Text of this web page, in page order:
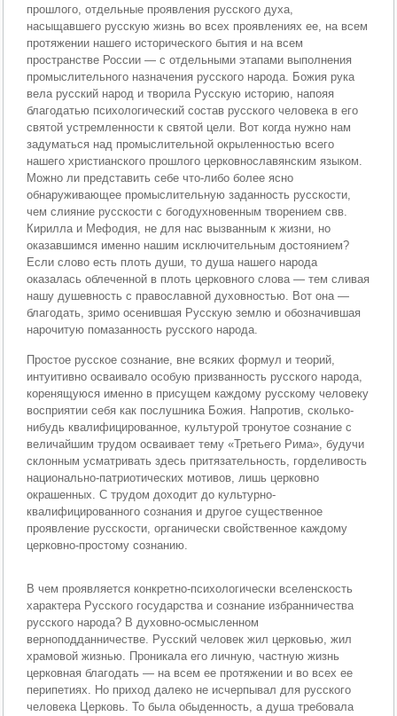
прошлого, отдельные проявления русского духа,
насыщавшего русскую жизнь во всех проявлениях ее, на всем
протяжении нашего исторического бытия и на всем
пространстве России — с отдельными этапами выполнения
промыслительного назначения русского народа. Божия рука
вела русский народ и творила Русскую историю, напояя
благодатью психологический состав русского человека в его
святой устремленности к святой цели. Вот когда нужно нам
задуматься над промыслительной окрыленностью всего
нашего христианского прошлого церковнославянским языком.
Можно ли представить себе что-либо более ясно
обнаруживающее промыслительную заданность русскости,
чем слияние русскости с богодухновенным творением свв.
Кирилла и Мефодия, не для нас вызванным к жизни, но
оказавшимся именно нашим исключительным достоянием?
Если слово есть плоть души, то душа нашего народа
оказалась облеченной в плоть церковного слова — тем сливая
нашу душевность с православной духовностью. Вот она —
благодать, зримо осенившая Русскую землю и обозначившая
нарочитую помазанность русского народа.
Простое русское сознание, вне всяких формул и теорий,
интуитивно осваивало особую призванность русского народа,
коренящуюся именно в присущем каждому русскому человеку
восприятии себя как послушника Божия. Напротив, сколько-
нибудь квалифицированное, культурой тронутое сознание с
величайшим трудом осваивает тему «Третьего Рима», будучи
склонным усматривать здесь притязательность, горделивость
национально-патриотических мотивов, лишь церковно
окрашенных. С трудом доходит до культурно-
квалифицированного сознания и другое существенное
проявление русскости, органически свойственное каждому
церковно-простому сознанию.
В чем проявляется конкретно-психологически вселенскость
характера Русского государства и сознание избранничества
русского народа? В духовно-осмысленном
верноподданничестве. Русский человек жил церковью, жил
храмовой жизнью. Проникала его личную, частную жизнь
церковная благодать — на всем ее протяжении и во всех ее
перипетиях. Но приход далеко не исчерпывал для русского
человека Церковь. То была обыденность, а душа требовала